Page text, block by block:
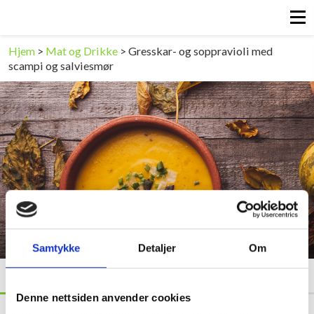
Samtykke Detaljer Om
Denne nettsiden anvender cookies
Hjem > Mat og Drikke >Gresskar- og soppravioli med
scampi og salviesmør
Gresskar- og soppravioli med
scampi og salviesmør